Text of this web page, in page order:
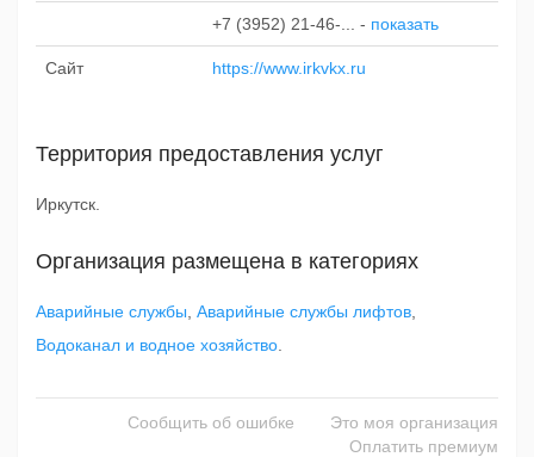
+7 (3952) 21-46-... - показать
Сайт https://www.irkvkx.ru
Территория предоставления услуг
Иркутск.
Организация размещена в категориях
Аварийные службы Аварийные службы лифтов
Водоканал и водное хозяйство
Сообщить об ошибке
Это моя организация
Оплатить премиум